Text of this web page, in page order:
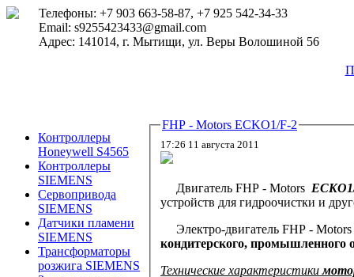
Телефоны: +7 903 663-58-87, +7 925 542-34-33
Email: s9255423433@gmail.com
Адрес: 141014, г. Мытищи, ул. Веры Волошиной 56
Контроллеры
Honeywell S4565
Контроллеры
SIEMENS
Сервопривода
SIEMENS
Датчики пламени
SIEMENS
Трансформаторы
розжига SIEMENS
FHP - Motors ECKO1/F-2
17:26 11 августа 2011
Двигатель FHP - Motors
устройств для гидроочистки и
Электро-двигатель FHP -
кондитерского, промышленного
Технические характеристики